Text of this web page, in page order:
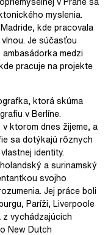
myslenia.
kde pracovala
Je súčasťou
medzi
pracuje na projekte
ktorá skúma
v Berlíne.
ktorom dnes žijeme, a
sa dotýkajú rôznych
identity.
a surinamský
svojho
Jej práce boli
Paríži, Liverpoole
z vychádzajúcich
New Dutch